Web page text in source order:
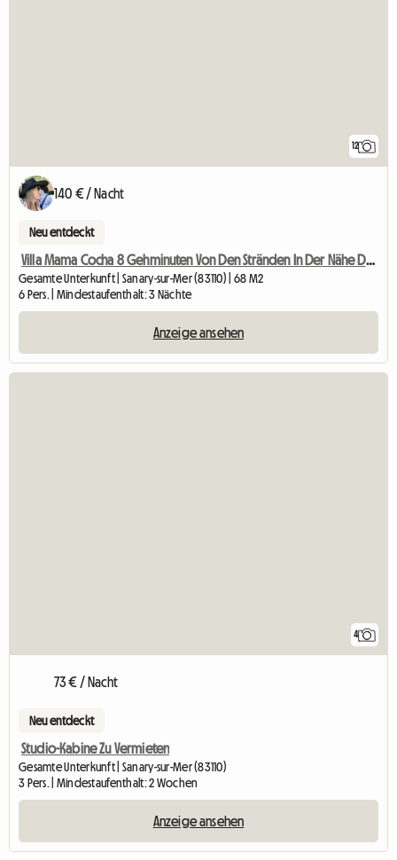
12
140 € / Nacht
Neu entdeckt
Villa Mama Cocha 8 Gehminuten Von Den Stränden In Der Nähe Des Hafens
Gesamte Unterkunft | Sanary-sur-Mer (83110) | 68 M2
6 Pers. | Mindestaufenthalt: 3 Nächte
Anzeige ansehen
4
73 € / Nacht
Neu entdeckt
Studio-Kabine Zu Vermieten
Gesamte Unterkunft | Sanary-sur-Mer (83110)
3 Pers. | Mindestaufenthalt: 2 Wochen
Anzeige ansehen